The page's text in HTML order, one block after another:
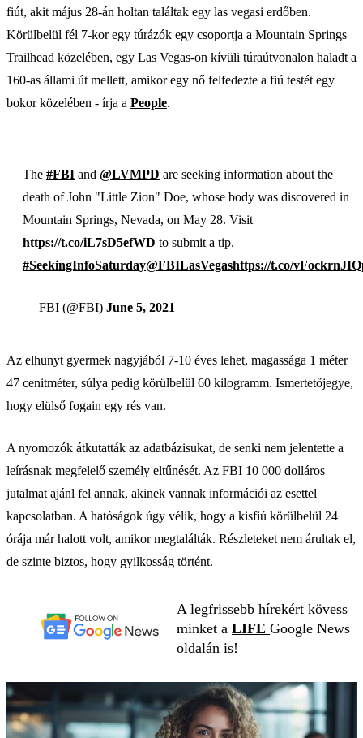
fiút, akit május 28-án holtan találtak egy las vegasi erdőben.
Körülbelül fél 7-kor egy túrázók egy csoportja a Mountain Springs
Trailhead közelében, egy Las Vegas-on kívüli túraútvonalon haladt a
160-as állami út mellett, amikor egy nő felfedezte a fiú testét egy
bokor közelében - írja a People.
The #FBI and @LVMPD are seeking information about the
death of John "Little Zion" Doe, whose body was discovered in
Mountain Springs, Nevada, on May 28. Visit
https://t.co/iL7sD5efWD to submit a tip.
#SeekingInfoSaturday@FBILasVegashttps://t.co/vFockrnJIQ
— FBI (@FBI) June 5, 2021
Az elhunyt gyermek nagyjából 7-10 éves lehet, magassága 1 méter
47 cenitméter, súlya pedig körülbelül 60 kilogramm. Ismertetőjegye,
hogy elülső fogain egy rés van.
A nyomozók átkutatták az adatbázisukat, de senki nem jelentette a
leírásnak megfelelő személy eltűnését. Az FBI 10 000 dolláros
jutalmat ajánl fel annak, akinek vannak információi az esettel
kapcsolatban. A hatóságok úgy vélik, hogy a kisfiú körülbelül 24
órája már halott volt, amikor megtalálták. Részleteket nem árultak el,
de szinte biztos, hogy gyilkosság történt.
A legfrissebb hírekért kövess
minket a LIFE Google News
oldalán is!